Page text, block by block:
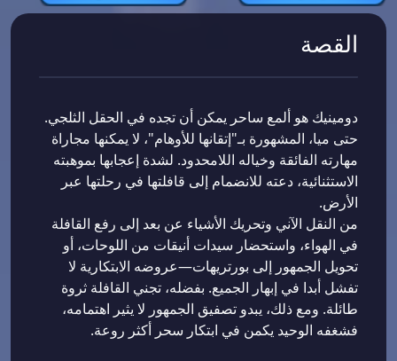
القصة
دومينيك هو ألمع ساحر يمكن أن تجده في الحقل الثلجي.
حتى ميا، المشهورة بـ"إتقانها للأوهام"، لا يمكنها مجاراة
مهارته الفائقة وخياله اللامحدود. لشدة إعجابها بموهبته
الاستثنائية، دعته للانضمام إلى قافلتها في رحلتها عبر
الأرض.
من النقل الآني وتحريك الأشياء عن بعد إلى رفع القافلة
في الهواء، واستحضار سيدات أنيقات من اللوحات، أو
تحويل الجمهور إلى بورتريهات—عروضه الابتكارية لا
تفشل أبدا في إبهار الجميع. بفضله، تجني القافلة ثروة
طائلة. ومع ذلك، يبدو تصفيق الجمهور لا يثير اهتمامه،
فشغفه الوحيد يكمن في ابتكار سحر أكثر روعة.